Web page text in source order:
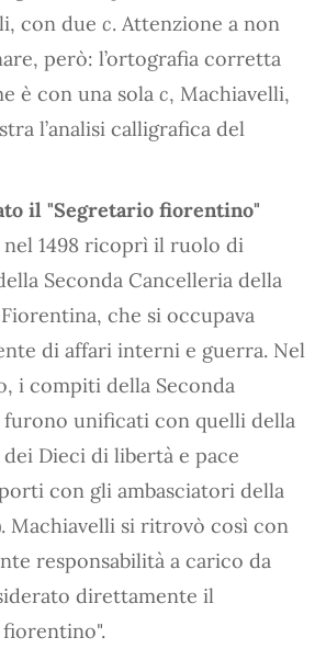
con due c. Attenzione a non
però: l’ortografia corretta
è con una sola c, Machiavelli,
l’analisi calligrafica del
il "Segretario fiorentino"
nel 1498 ricoprì il ruolo di
Seconda Cancelleria della
che si occupava
di affari interni e guerra. Nel
i compiti della Seconda
furono unificati con quelli della
Dieci di libertà e pace
con gli ambasciatori della
Machiavelli si ritrovò così con
responsabilità a carico da
direttamente il